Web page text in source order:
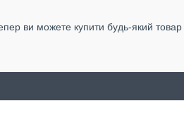
ви можете купити будь-який